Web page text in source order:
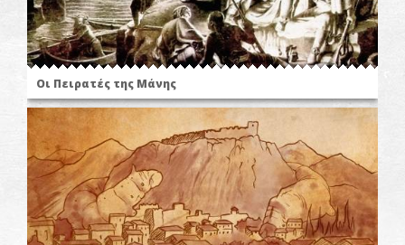
Οι Πειρατές της Μάνης